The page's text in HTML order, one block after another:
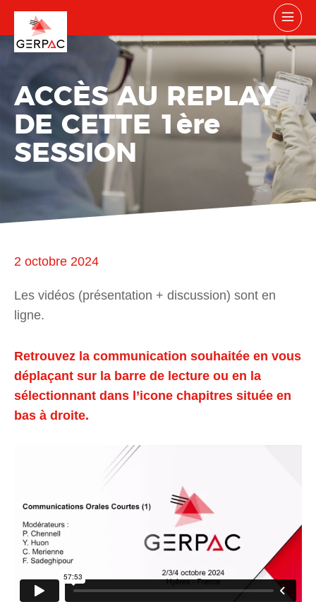
ACCÈS AU REPLAY
DE CETTE 1ère
SESSION
2 octobre 2024
Les vidéos (présentation + discussion) sont en
ligne.
Retrouvez la communication souhaitée en vous
déplaçant sur la barre de lecture ou en la
sélectionnant dans l’icone chapitres située en
bas à droite.